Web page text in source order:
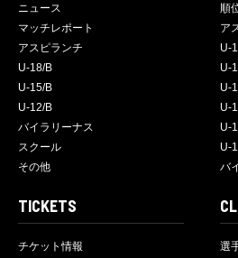
ニュース
マッチレポート
アスピランチ
U-18/B
U-15/B
U-12/B
バイラリーナス
スクール
その他
順
ア
U-
U-
U-
U-
U-
U-
バ
TICKETS
チケット情報
選